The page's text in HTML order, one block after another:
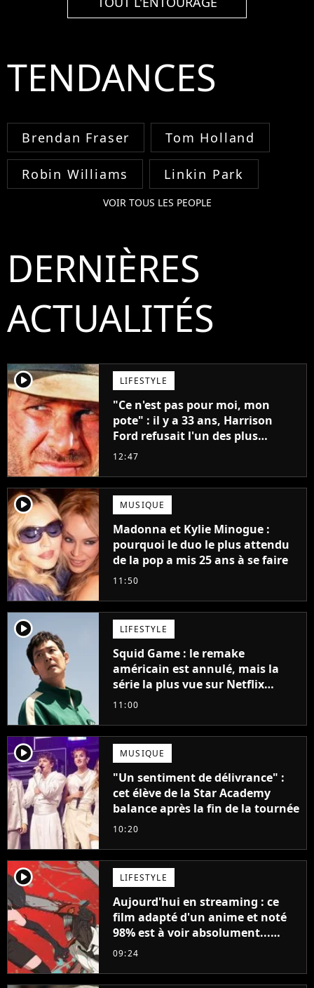
TENDANCES
Brendan Fraser Tom Holland
Robin Williams Linkin Park
VOIR TOUS LES PEOPLE
DERNIÈRES
ACTUALITÉS
player2 LIFESTYLE
"Ce n'est pas pour moi, mon
pote" : il y a 33 ans, Harrison
Ford refusait l'un des plus
grands succès de tous les temps
12:47
player2 MUSIQUE
Madonna et Kylie Minogue :
pourquoi le duo le plus attendu
de la pop a mis 25 ans à se faire
11:50
player2 LIFESTYLE
Squid Game : le remake
américain est annulé, mais la
série la plus vue sur Netflix
pourrait avoir une version
11:00
player2 MUSIQUE
"Un sentiment de délivrance" :
cet élève de la Star Academy
balance après la fin de la tournée
10:20
player2 LIFESTYLE
Aujourd'hui en streaming : ce
film adapté d'un anime et noté
98% est à voir absolument...
sinon vous ne comprendrez plus
09:24